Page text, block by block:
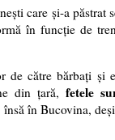
care și-a păstrat
în funcție de
către bărbați și
din țară, fetele
însă în Bucovina,